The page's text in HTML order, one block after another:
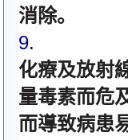
消除。
9.
化療及放射
量毒素而危
而導致病患